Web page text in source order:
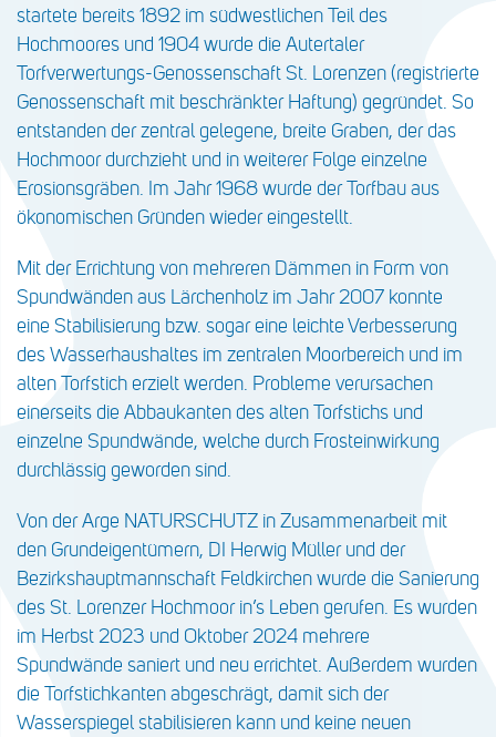
startete bereits 1892 im südwestlichen Teil des
Hochmoores und 1904 wurde die Autertaler
Torfverwertungs-Genossenschaft St. Lorenzen (registrierte
Genossenschaft mit beschränkter Haftung) gegründet. So
entstanden der zentral gelegene, breite Graben, der das
Hochmoor durchzieht und in weiterer Folge einzelne
Erosionsgräben. Im Jahr 1968 wurde der Torfbau aus
ökonomischen Gründen wieder eingestellt.
Mit der Errichtung von mehreren Dämmen in Form von
Spundwänden aus Lärchenholz im Jahr 2007 konnte
eine Stabilisierung bzw. sogar eine leichte Verbesserung
des Wasserhaushaltes im zentralen Moorbereich und im
alten Torfstich erzielt werden. Probleme verursachen
einerseits die Abbaukanten des alten Torfstichs und
einzelne Spundwände, welche durch Frosteinwirkung
durchlässig geworden sind.
Von der Arge NATURSCHUTZ in Zusammenarbeit mit
den Grundeigentümern, DI Herwig Müller und der
Bezirkshauptmannschaft Feldkirchen wurde die Sanierung
des St. Lorenzer Hochmoor in’s Leben gerufen. Es wurden
im Herbst 2023 und Oktober 2024 mehrere
Spundwände saniert und neu errichtet. Außerdem wurden
die Torfstichkanten abgeschrägt, damit sich der
Wasserspiegel stabilisieren kann und keine neuen